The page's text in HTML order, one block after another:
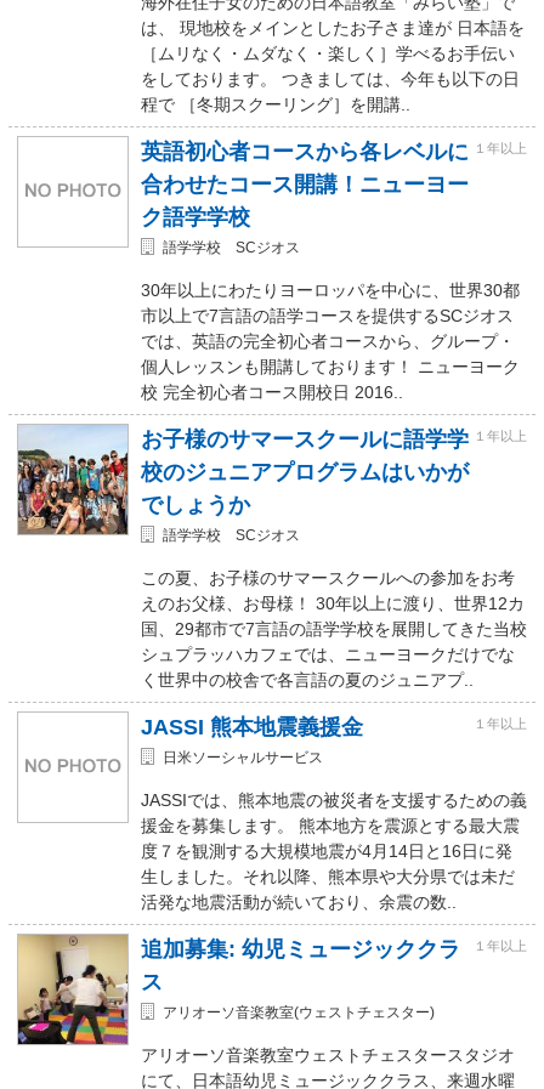
は、 現地校をメインとしたお子さま達が 日本語を
［ムリなく・ムダなく・楽しく］学べるお手伝い
をしております。 つきましては、今年も以下の日
程で ［冬期スクーリング］を開講..
英語初心者コースから各レベルに
合わせたコース開講！ニューヨー
ク語学学校
１年以上
語学学校 SCジオス
30年以上にわたりヨーロッパを中心に、世界30都
市以上で7言語の語学コースを提供するSCジオス
では、英語の完全初心者コースから、グループ・
個人レッスンも開講しております！ ニューヨーク
校 完全初心者コース開校日 2016..
お子様のサマースクールに語学学
校のジュニアプログラムはいかが
でしょうか
１年以上
語学学校 SCジオス
この夏、お子様のサマースクールへの参加をお考
えのお父様、お母様！ 30年以上に渡り、世界12カ
国、29都市で7言語の語学学校を展開してきた当校
シュプラッハカフェでは、ニューヨークだけでな
く世界中の校舎で各言語の夏のジュニアプ..
JASSI 熊本地震義援金 １年以上
日米ソーシャルサービス
JASSIでは、熊本地震の被災者を支援するための義
援金を募集します。 熊本地方を震源とする最大震
度７を観測する大規模地震が4月14日と16日に発
生しました。それ以降、熊本県や大分県では未だ
活発な地震活動が続いており、余震の数..
追加募集: 幼児ミュージッククラ
ス
１年以上
アリオーソ音楽教室(ウェストチェスター)
アリオーソ音楽教室ウェストチェスタースタジオ
にて、日本語幼児ミュージッククラス、来週水曜